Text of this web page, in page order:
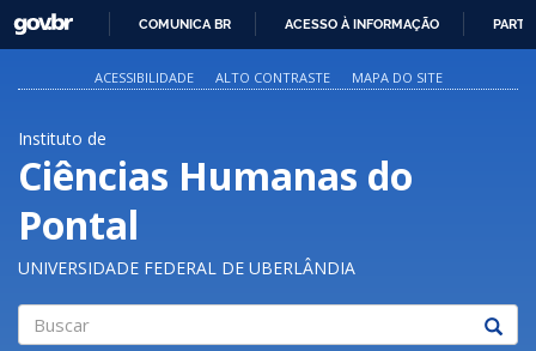
PARA
O
GOVBR
COMUNICA BR ACESSO À INFORMAÇÃO
ACESSIBILIDADE ALTO CONTRASTE MAPA DO SITE
Instituto de
Ciências Humanas do
Pontal
UNIVERSIDADE FEDERAL DE UBERLÂNDIA